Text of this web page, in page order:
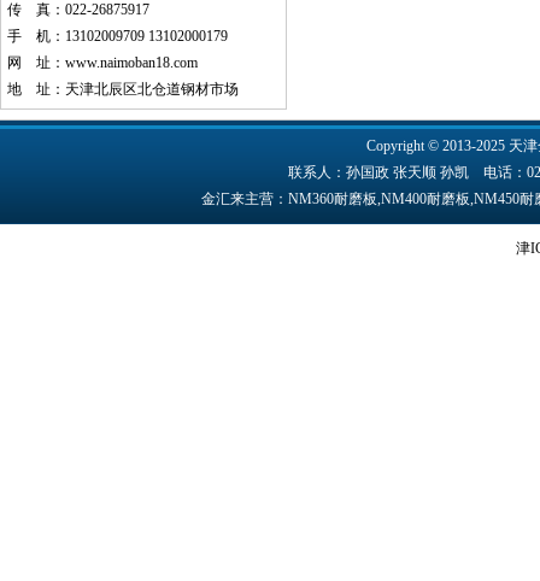
传 真：022-26875917
手 机：13102009709 13102000179
网 址： www.naimoban18.com
地 址：天津北辰区北仓道钢材市场
Copyright © 2013-2025 天津
联系人：孙国政 张天顺 孙凯 电话：
金汇来主营：NM360耐磨板,NM400耐磨板,NM450
津